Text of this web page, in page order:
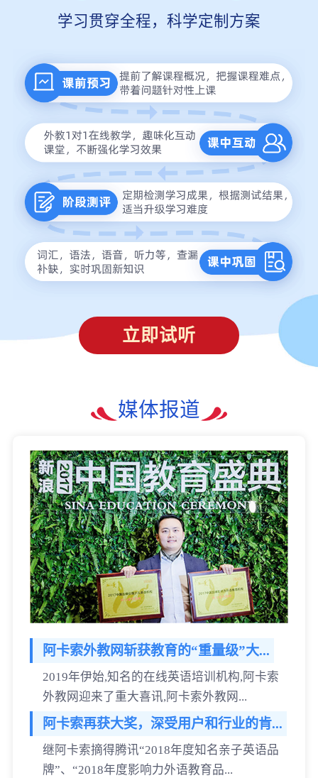
学习贯穿全程，科学定制方案
立即试听
媒体报道
阿卡索外教网斩获教育的“重量级”大...
2019年伊始,知名的在线英语培训机构,阿卡索
外教网迎来了重大喜讯,阿卡索外教网...
阿卡索再获大奖，深受用户和行业的肯...
继阿卡索摘得腾讯“2018年度知名亲子英语品
牌”、“2018年度影响力外语教育品...